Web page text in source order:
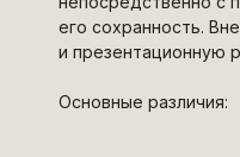
его сохранность.
и презентационную
Основные различия: